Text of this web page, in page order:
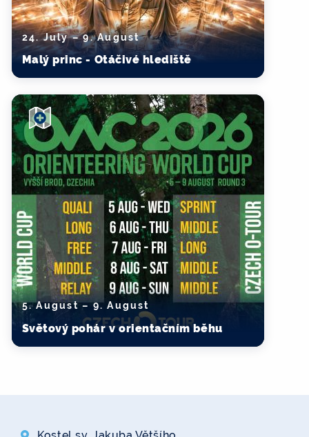
24. July – 9. August
Malý princ - Otáčivé hlediště
5. August – 9. August
Světový pohár v orientačním běhu